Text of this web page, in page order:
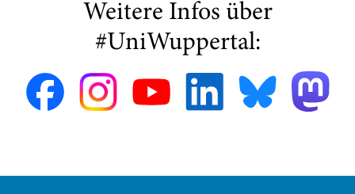
Weitere Infos über
#UniWuppertal: